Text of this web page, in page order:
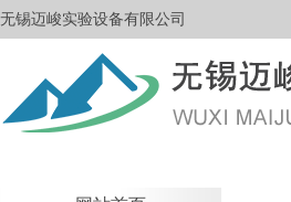
无锡迈峻实验设备有限公司